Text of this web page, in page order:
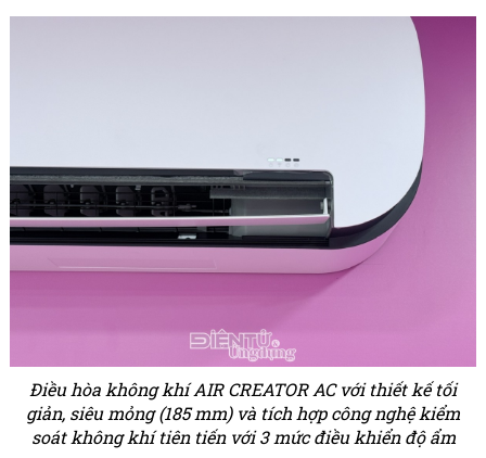
Điều hòa không khí AIR CREATOR AC với thiết kế tối
giản, siêu mỏng (185 mm) và tích hợp công nghệ kiểm
soát không khí tiên tiến với 3 mức điều khiển độ ẩm